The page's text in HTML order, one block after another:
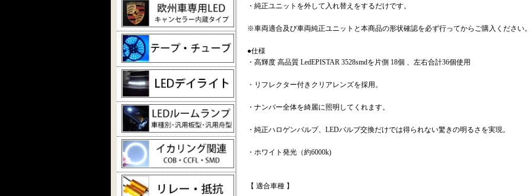
・純正ユニットを外して入れ替えをするだけです。
※車両適合及び車両純正ユニットと本商品の形状確認を必ず行ってからご購入ください。
●仕様
・高輝度 高品質 LedEPISTAR 3528smdを片側 18個 、左右合計36個使用
・リフレクター付きクリアレンズを採用。
・ナンバー全体を綺麗に照明してくれます。
・純正ハロゲンバルブ、LEDバルブ交換だけでは得られない驚きの明るさを実現。
・ホワイト発光（約6000k)
【 適合車種 】